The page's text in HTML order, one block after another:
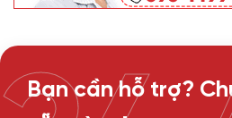
Bạn cần hỗ trợ?